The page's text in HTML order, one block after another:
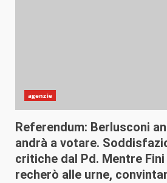
agenzie
Referendum: Berlusconi
andrà a votare.
critiche dal Pd. Mentre
recherò alle urne,